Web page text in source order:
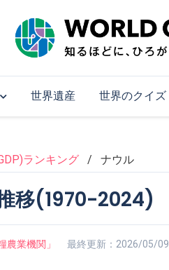
世界遺産 世界のクイズ
ランキング ナウル
移(1970-2024)
業機関」 最終更新：2026/05/09